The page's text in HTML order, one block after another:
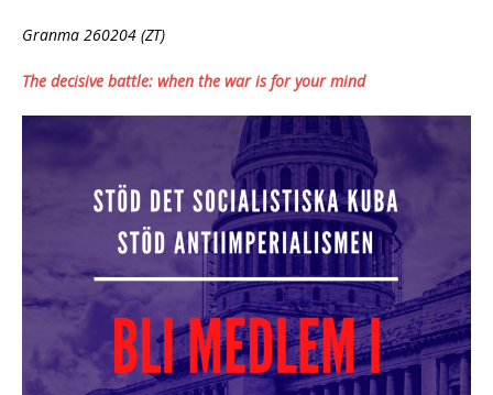
Granma 260204 (ZT)
The decisive battle: when the war is for your mind